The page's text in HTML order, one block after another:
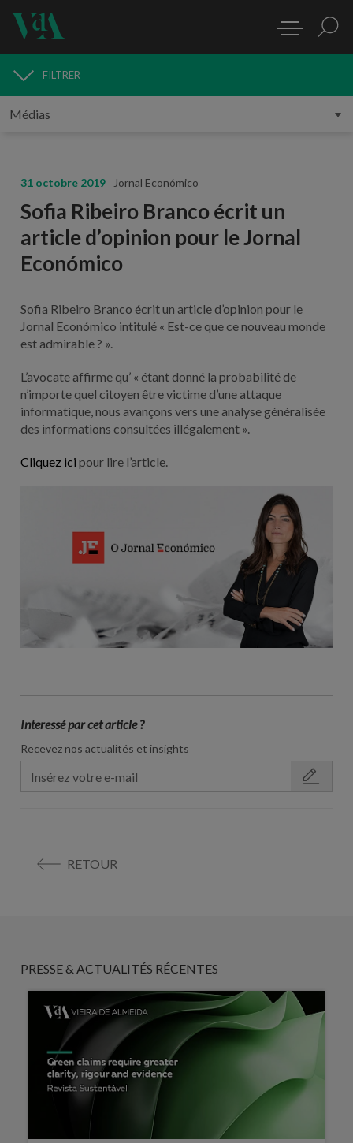
MÉDIAS
FILTRER
31 octobre 2019 Jornal Económico
Sofia Ribeiro Branco écrit un
article d’opinion pour le Jornal
Económico
Sofia Ribeiro Branco écrit un article d’opinion pour le
Jornal Económico intitulé « Est-ce que ce nouveau monde
est admirable ? ».
L’avocate affirme qu’ « étant donné la probabilité de
n’importe quel citoyen être victime d’une attaque
informatique, nous avançons vers une analyse généralisée
des informations consultées illégalement ».
Cliquez ici pour lire l’article.
Interessé par cet article ?
Recevez nos actualités et insights
RETOUR
PRESSE & ACTUALITÉS RÉCENTES